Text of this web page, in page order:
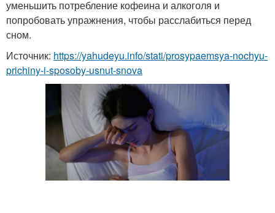
уменьшить потребление кофеина и алкоголя и
попробовать упражнения, чтобы расслабиться перед
сном.
Источник: https://yahudeyu.info/stati/prosypaemsya-nochyu-
prichiny-i-sposoby-usnut-snova